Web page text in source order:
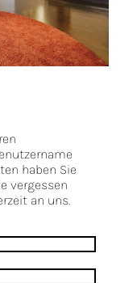
haben Sie
vergessen
an uns.